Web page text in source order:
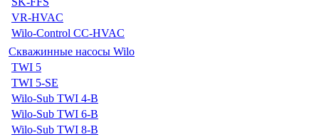
VR-HVAC
Wilo-Control CC-HVAC
Скважинные насосы Wilo
TWI 5
TWI 5-SE
Wilo-Sub TWI 4-B
Wilo-Sub TWI 6-B
Wilo-Sub TWI 8-B